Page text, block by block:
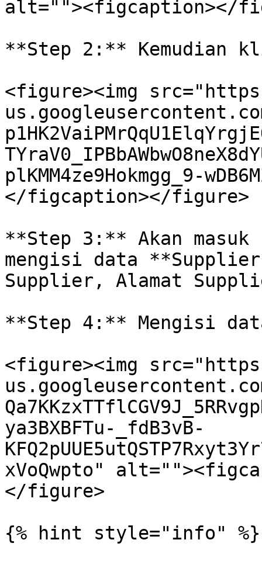
alt=""><figcaption></
**Step 2:** Kemudian
<figure><img
plKMM4ze9Hokmgg_9-
</figcaption></figure>
**Step 3:** Akan
mengisi data
Supplier, Alamat
**Step 4:** Mengisi
<figure><img
us.googleusercontent.com/
ya3BXBFTu-_fdB3vB-
xVoQwpto"
</figure>
{% hint style="info" %}